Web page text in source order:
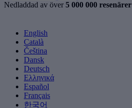
Nedladdad av över 5 000 000 resenärer
English
Català
Čeština
Dansk
Deutsch
Ελληνικά
Español
Français
한국어